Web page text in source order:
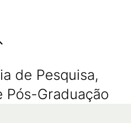
de Pesquisa,
Pós-Graduação